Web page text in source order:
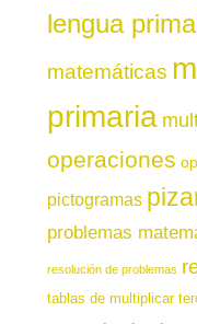
lengua
matemáticas
primaria
operaciones
pictogramas
problemas
resolución de problemas
tablas de multiplicar